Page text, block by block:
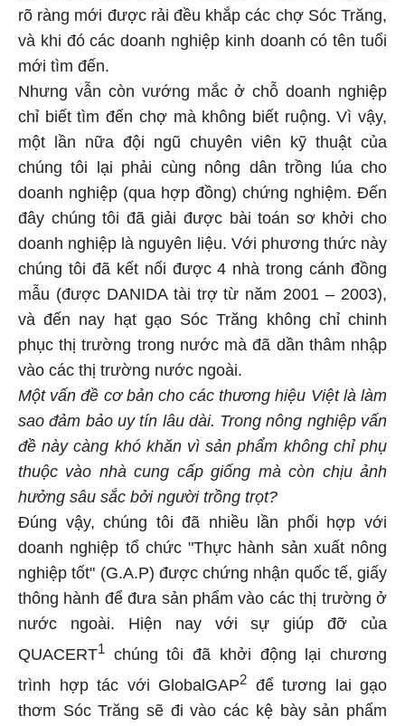
rõ ràng mới được rải đều khắp các chợ Sóc Trăng,
và khi đó các doanh nghiệp kinh doanh có tên tuổi
mới tìm đến.
Nhưng vẫn còn vướng mắc ở chỗ doanh nghiệp
chỉ biết tìm đến chợ mà không biết ruộng. Vì vậy,
một lần nữa đội ngũ chuyên viên kỹ thuật của
chúng tôi lại phải cùng nông dân trồng lúa cho
doanh nghiệp (qua hợp đồng) chứng nghiệm. Đến
đây chúng tôi đã giải được bài toán sơ khởi cho
doanh nghiệp là nguyên liệu. Với phương thức này
chúng tôi đã kết nối được 4 nhà trong cánh đồng
mẫu (được DANIDA tài trợ từ năm 2001 – 2003),
và đến nay hạt gạo Sóc Trăng không chỉ chinh
phục thị trường trong nước mà đã dần thâm nhập
vào các thị trường nước ngoài.
Một vấn đề cơ bản cho các thương hiệu Việt là làm
sao đảm bảo uy tín lâu dài. Trong nông nghiệp vấn
đề này càng khó khăn vì sản phẩm không chỉ phụ
thuộc vào nhà cung cấp giống mà còn chịu ảnh
hưởng sâu sắc bởi người trồng trọt?
Đúng vậy, chúng tôi đã nhiều lần phối hợp với
doanh nghiệp tổ chức "Thực hành sản xuất nông
nghiệp tốt" (G.A.P) được chứng nhận quốc tế, giấy
thông hành để đưa sản phẩm vào các thị trường ở
nước ngoài. Hiện nay với sự giúp đỡ của
QUACERT1
chúng tôi đã khởi động lại chương
trình hợp tác với GlobalGAP2 để tương lai gạo
thơm Sóc Trăng sẽ đi vào các kệ bày sản phẩm